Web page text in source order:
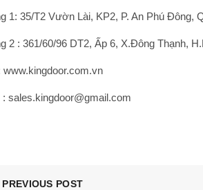
1: 35/T2 Vườn Lài, KP2, P. An Phú Đông,
2 : 361/60/96 DT2, Ấp 6, X.Đông Thạnh,
www.kingdoor.com.vn
: sales.kingdoor@gmail.com
PREVIOUS POST